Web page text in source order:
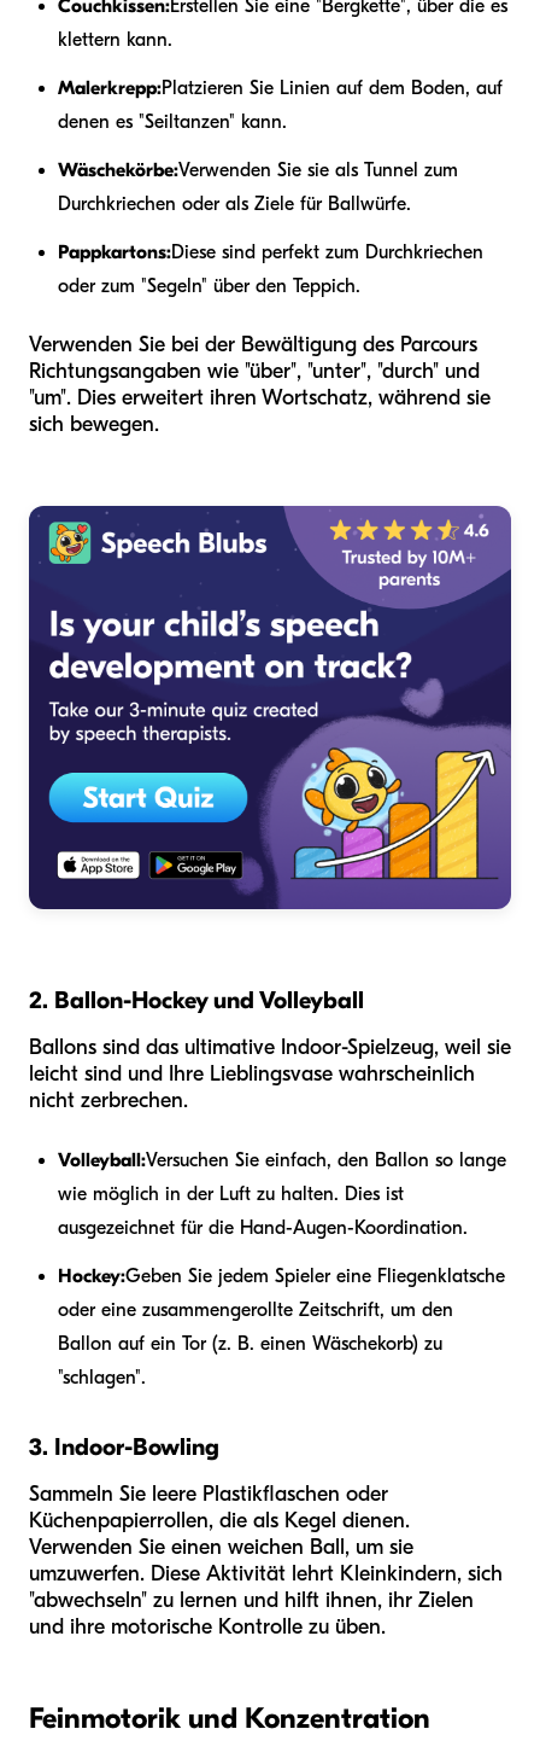
Couchkissen:Erstellen Sie eine "Bergkette", über die es
klettern kann.
Malerkrepp:Platzieren Sie Linien auf dem Boden, auf
denen es "Seiltanzen" kann.
Wäschekörbe:Verwenden Sie sie als Tunnel zum
Durchkriechen oder als Ziele für Ballwürfe.
Pappkartons:Diese sind perfekt zum Durchkriechen
oder zum "Segeln" über den Teppich.
Verwenden Sie bei der Bewältigung des Parcours
Richtungsangaben wie "über", "unter", "durch" und
"um". Dies erweitert ihren Wortschatz, während sie
sich bewegen.
2. Ballon-Hockey und Volleyball
Ballons sind das ultimative Indoor-Spielzeug, weil sie
leicht sind und Ihre Lieblingsvase wahrscheinlich
nicht zerbrechen.
Volleyball:Versuchen Sie einfach, den Ballon so lange
wie möglich in der Luft zu halten. Dies ist
ausgezeichnet für die Hand-Augen-Koordination.
Hockey:Geben Sie jedem Spieler eine Fliegenklatsche
oder eine zusammengerollte Zeitschrift, um den
Ballon auf ein Tor (z. B. einen Wäschekorb) zu
"schlagen".
3. Indoor-Bowling
Sammeln Sie leere Plastikflaschen oder
Küchenpapierrollen, die als Kegel dienen.
Verwenden Sie einen weichen Ball, um sie
umzuwerfen. Diese Aktivität lehrt Kleinkindern, sich
"abwechseln" zu lernen und hilft ihnen, ihr Zielen
und ihre motorische Kontrolle zu üben.
Feinmotorik und Konzentration